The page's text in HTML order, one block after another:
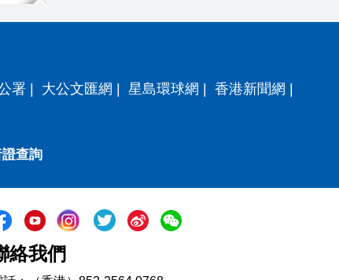
署 大公文匯網 星島環球網 香港新聞網
查詢
絡我們